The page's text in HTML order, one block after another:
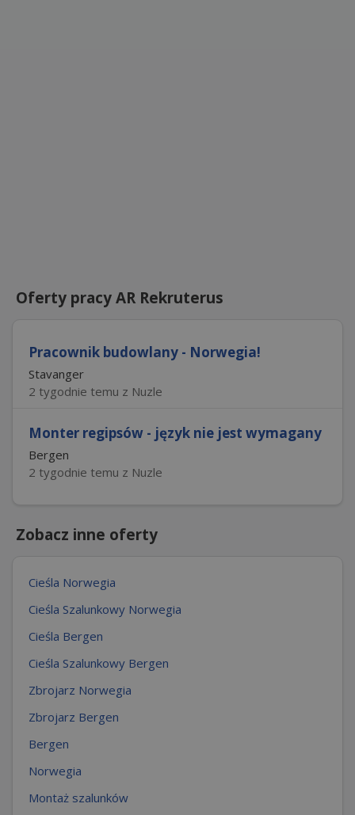
Oferty pracy AR Rekruterus
Pracownik budowlany - Norwegia!
Stavanger
2 tygodnie temu z Nuzle
Monter regipsów - język nie jest wymagany
Bergen
2 tygodnie temu z Nuzle
Zobacz inne oferty
Cieśla Norwegia
Cieśla Szalunkowy Norwegia
Cieśla Bergen
Cieśla Szalunkowy Bergen
Zbrojarz Norwegia
Zbrojarz Bergen
Bergen
Norwegia
Montaż szalunków